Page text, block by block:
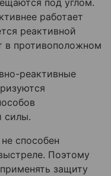
под углом.
работает
реактивной
в противоположном
реактивные
силы.
способен
Поэтому
защиту